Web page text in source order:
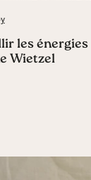
les énergies
Wietzel